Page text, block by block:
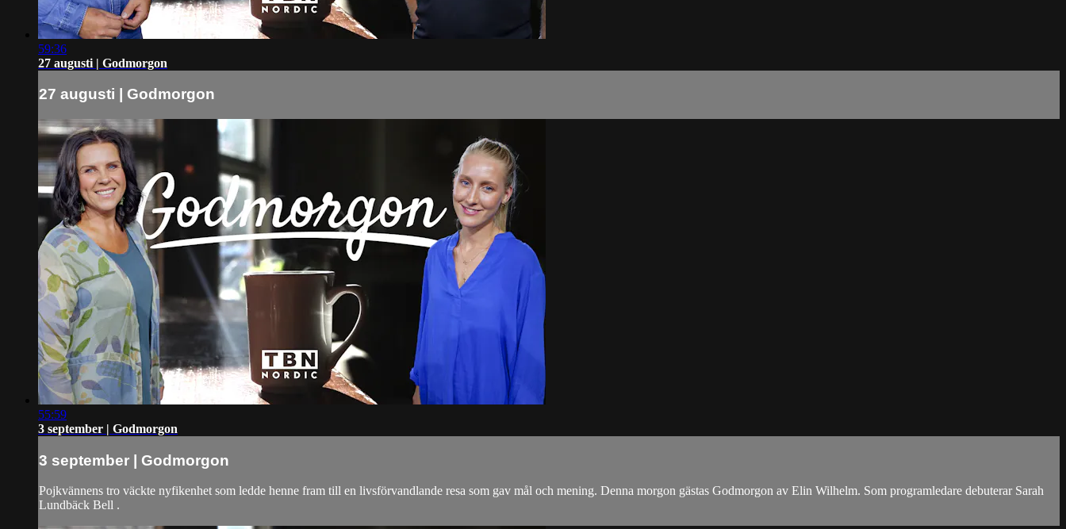
59:36
27 augusti | Godmorgon
27 augusti | Godmorgon
55:59
3 september | Godmorgon
3 september | Godmorgon
Pojkvännens tro väckte nyfikenhet som ledde henne fram till en livsförvandlande resa som gav mål och mening. Denna morgon gästas Godmorgon av Elin Wilhelm. Som programledare debuterar Sarah
Lundbäck Bell .